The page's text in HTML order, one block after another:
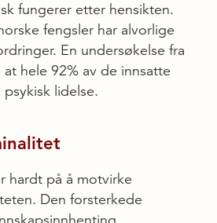
fungerer etter hensikten.
fengsler har alvorlige
En undersøkelse fra
at hele 92% av de innsatte
lidelse.
hardt på å motvirke
Den forsterkede